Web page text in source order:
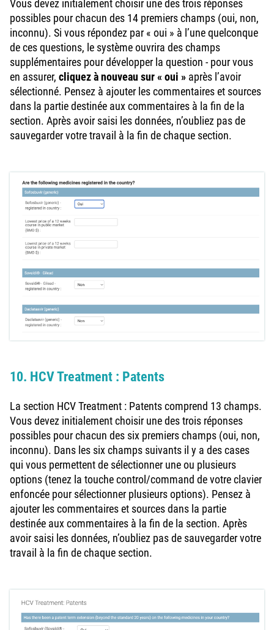
Vous devez initialement choisir une des trois réponses
possibles pour chacun des 14 premiers champs (oui, non,
inconnu). Si vous répondez par « oui » à l’une quelconque
de ces questions, le système ouvrira des champs
supplémentaires pour développer la question - pour vous
en assurer, cliquez à nouveau sur « oui » après l’avoir
sélectionné. Pensez à ajouter les commentaires et sources
dans la partie destinée aux commentaires à la fin de la
section. Après avoir saisi les données, n’oubliez pas de
sauvegarder votre travail à la fin de chaque section.
10. HCV Treatment : Patents
La section HCV Treatment : Patents comprend 13 champs.
Vous devez initialement choisir une des trois réponses
possibles pour chacun des six premiers champs (oui, non,
inconnu). Dans les six champs suivants il y a des cases
qui vous permettent de sélectionner une ou plusieurs
options (tenez la touche control/command de votre clavier
enfoncée pour sélectionner plusieurs options). Pensez à
ajouter les commentaires et sources dans la partie
destinée aux commentaires à la fin de la section. Après
avoir saisi les données, n’oubliez pas de sauvegarder votre
travail à la fin de chaque section.